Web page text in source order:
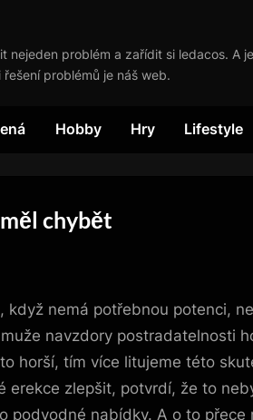
nejeden problém a zařídit si ledacos. A
problémů je náš web.
Hobby Hry Lifestyle
chybět
když nemá potřebnou potenci,
navzdory postradatelnosti
horší, tím více litujeme této
erekce zlepšit, potvrdí, že to
podvodné nabídky. A o to